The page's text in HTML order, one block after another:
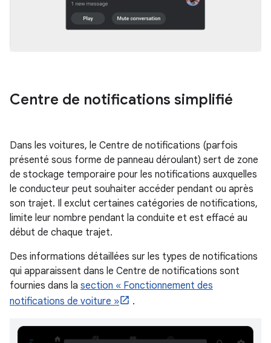
Centre de notifications simplifié
Dans les voitures, le Centre de notifications (parfois
présenté sous forme de panneau déroulant) sert de zone
de stockage temporaire pour les notifications auxquelles
le conducteur peut souhaiter accéder pendant ou après
son trajet. Il exclut certaines catégories de notifications,
limite leur nombre pendant la conduite et est effacé au
début de chaque trajet.
Des informations détaillées sur les types de notifications
qui apparaissent dans le Centre de notifications sont
fournies dans la section « Fonctionnement des
notifications de voiture »
.